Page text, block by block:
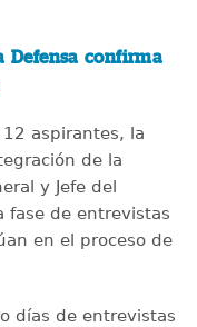
Defensa confirma
aspirantes, la
de la
y Jefe del
fase de entrevistas
en el proceso de
días de entrevistas